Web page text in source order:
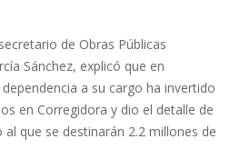
de Obras Públicas
Sánchez, explicó que en
a su cargo ha invertido
en Corregidora y dio el detalle de
que se destinarán 2.2 millones de